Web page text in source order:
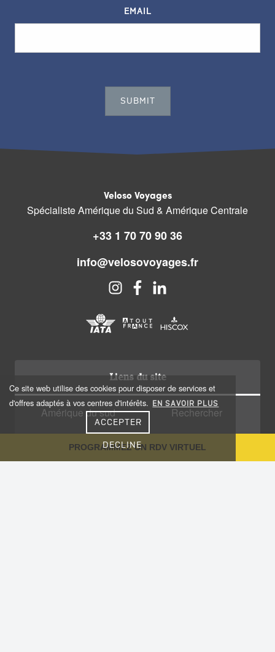
Ce site web utilise des cookies pour disposer de services et
d'offres adaptés à vos centres d'intérêts.
EN SAVOIR PLUS
DECLINE
ACCEPTER
PROGRAMMEZ UN RDV VIRTUEL
EMAIL
Veloso Voyages
Spécialiste Amérique du Sud & Amérique Centrale
+33 1 70 70 90 36
info@velosovoyages.fr
Liens du site
Amérique du sud
Amérique centrale
Caraïbes
Rechercher
Qui sommes nous?
Recrutement